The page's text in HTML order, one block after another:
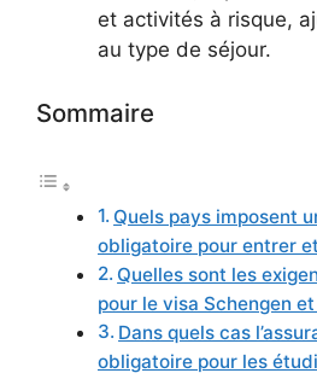
et activités à risque,
au type de séjour.
Sommaire
Quels pays imposent
obligatoire pour entrer
Quelles sont les
pour le visa Schengen
Dans quels cas
obligatoire pour les